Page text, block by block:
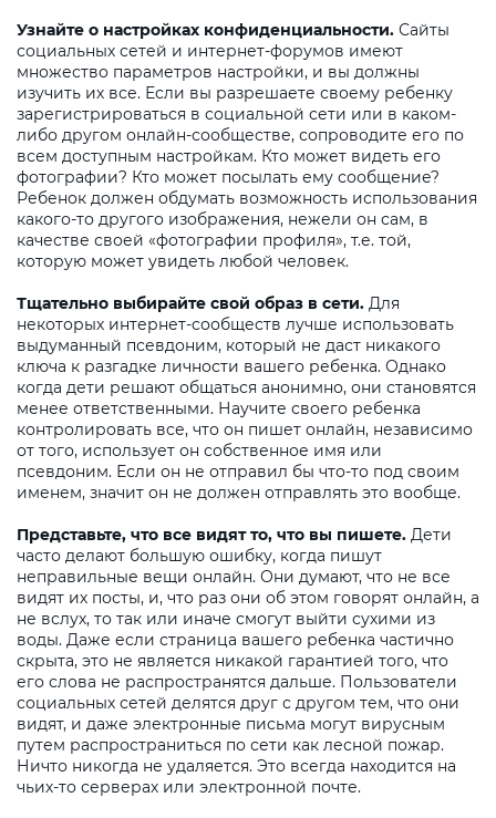
Узнайте о настройках конфиденциальности. Сайты
социальных сетей и интернет-форумов имеют
множество параметров настройки, и вы должны
изучить их все. Если вы разрешаете своему ребенку
зарегистрироваться в социальной сети или в каком-
либо другом онлайн-сообществе, сопроводите его по
всем доступным настройкам. Кто может видеть его
фотографии? Кто может посылать ему сообщение?
Ребенок должен обдумать возможность использования
какого-то другого изображения, нежели он сам, в
качестве своей «фотографии профиля», т.е. той,
которую может увидеть любой человек.
Тщательно выбирайте свой образ в сети. Для
некоторых интернет-сообществ лучше использовать
выдуманный псевдоним, который не даст никакого
ключа к разгадке личности вашего ребенка. Однако
когда дети решают общаться анонимно, они становятся
менее ответственными. Научите своего ребенка
контролировать все, что он пишет онлайн, независимо
от того, использует он собственное имя или
псевдоним. Если он не отправил бы что-то под своим
именем, значит он не должен отправлять это вообще.
Представьте, что все видят то, что вы пишете. Дети
часто делают большую ошибку, когда пишут
неправильные вещи онлайн. Они думают, что не все
видят их посты, и, что раз они об этом говорят онлайн, а
не вслух, то так или иначе смогут выйти сухими из
воды. Даже если страница вашего ребенка частично
скрыта, это не является никакой гарантией того, что
его слова не распространятся дальше. Пользователи
социальных сетей делятся друг с другом тем, что они
видят, и даже электронные письма могут вирусным
путем распространиться по сети как лесной пожар.
Ничто никогда не удаляется. Это всегда находится на
чьих-то серверах или электронной почте.